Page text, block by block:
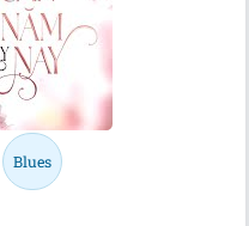
Blues